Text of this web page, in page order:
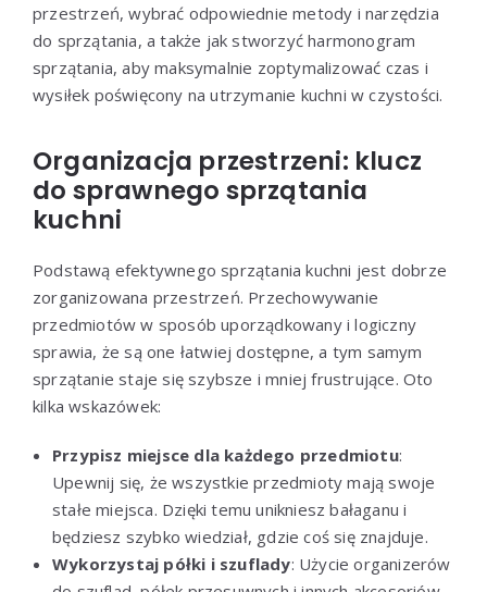
przestrzeń, wybrać odpowiednie metody i narzędzia
do sprzątania, a także jak stworzyć harmonogram
sprzątania, aby maksymalnie zoptymalizować czas i
wysiłek poświęcony na utrzymanie kuchni w czystości.
Organizacja przestrzeni: klucz
do sprawnego sprzątania
kuchni
Podstawą efektywnego sprzątania kuchni jest dobrze
zorganizowana przestrzeń. Przechowywanie
przedmiotów w sposób uporządkowany i logiczny
sprawia, że są one łatwiej dostępne, a tym samym
sprzątanie staje się szybsze i mniej frustrujące. Oto
kilka wskazówek:
Przypisz miejsce dla każdego przedmiotu:
Upewnij się, że wszystkie przedmioty mają swoje
stałe miejsca. Dzięki temu unikniesz bałaganu i
będziesz szybko wiedział, gdzie coś się znajduje.
Wykorzystaj półki i szuflady: Użycie organizerów